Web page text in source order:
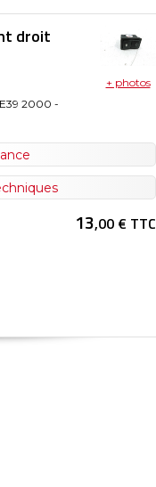
droit
2000 -
+ photos
13,00 € TTC